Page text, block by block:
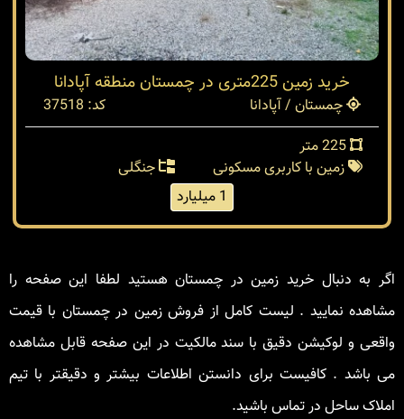
خرید زمین 225متری در چمستان منطقه آپادانا
چمستان / آپادانا
کد: 37518
زمین با کاربری مسکونی
جنگلی
1 میلیارد
اگر به دنبال خرید زمین در چمستان هستید لطفا این صفحه را
مشاهده نمایید . لیست کامل از فروش زمین در چمستان با قیمت
واقعی و لوکیشن دقیق با سند مالکیت در این صفحه قابل مشاهده
می باشد . کافیست برای دانستن اطلاعات بیشتر و دقیقتر با تیم
املاک ساحل در تماس باشید.